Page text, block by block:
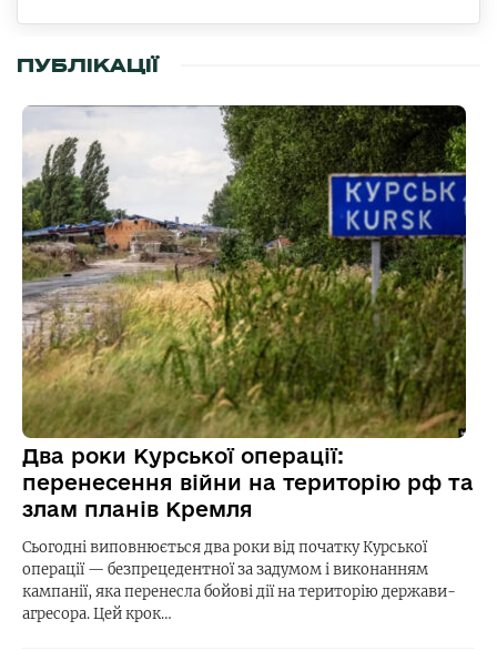
ПУБЛІКАЦІЇ
Два роки Курської операції:
перенесення війни на територію рф та
злам планів Кремля
Сьогодні виповнюється два роки від початку Курської
операції — безпрецедентної за задумом і виконанням
кампанії, яка перенесла бойові дії на територію держави-
агресора. Цей крок…